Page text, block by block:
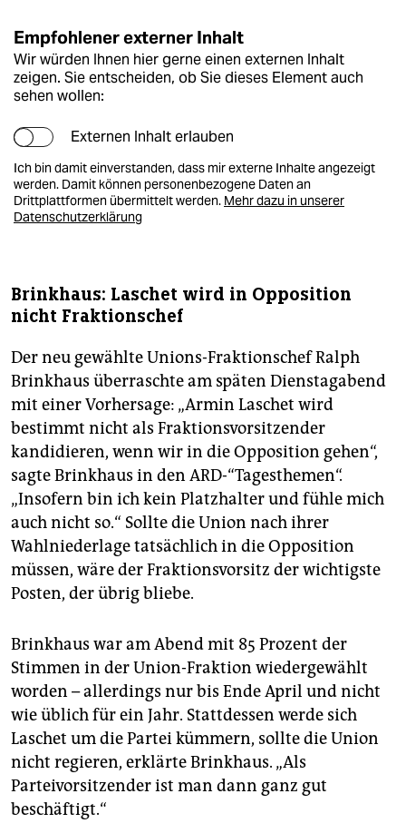
Empfohlener externer Inhalt
Wir würden Ihnen hier gerne einen externen Inhalt
zeigen. Sie entscheiden, ob Sie dieses Element auch
sehen wollen:
Externen Inhalt erlauben
Ich bin damit einverstanden, dass mir externe Inhalte angezeigt
werden. Damit können personenbezogene Daten an
Drittplattformen übermittelt werden. Mehr dazu in unserer
Datenschutzerklärung
Brinkhaus: Laschet wird in Opposition
nicht Fraktionschef
Der neu gewählte Unions-Fraktionschef Ralph
Brinkhaus überraschte am späten Dienstagabend
mit einer Vorhersage: „Armin Laschet wird
bestimmt nicht als Fraktionsvorsitzender
kandidieren, wenn wir in die Opposition gehen“,
sagte Brinkhaus in den ARD-“Tagesthemen“.
„Insofern bin ich kein Platzhalter und fühle mich
auch nicht so.“ Sollte die Union nach ihrer
Wahlniederlage tatsächlich in die Opposition
müssen, wäre der Fraktionsvorsitz der wichtigste
Posten, der übrig bliebe.
Brinkhaus war am Abend mit 85 Prozent der
Stimmen in der Union-Fraktion wiedergewählt
worden – allerdings nur bis Ende April und nicht
wie üblich für ein Jahr. Stattdessen werde sich
Laschet um die Partei kümmern, sollte die Union
nicht regieren, erklärte Brinkhaus. „Als
Parteivorsitzender ist man dann ganz gut
beschäftigt.“